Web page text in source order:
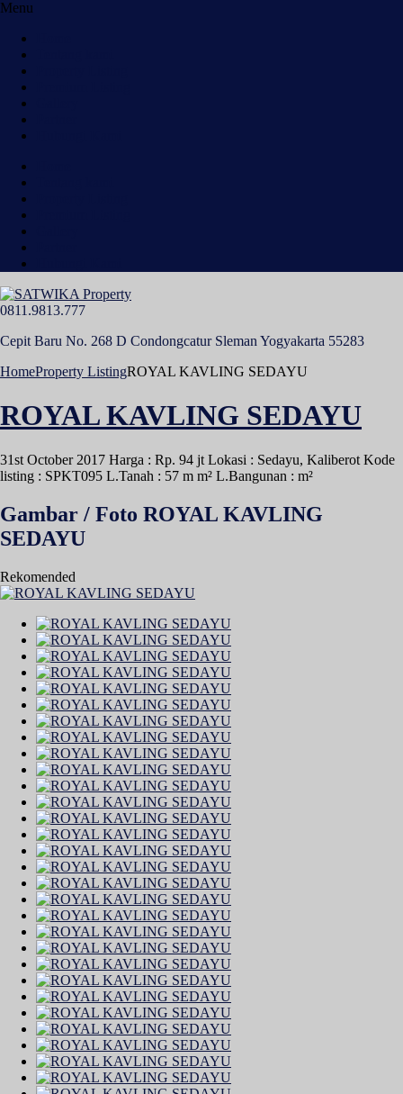
Menu
0811.9813.777
Cepit Baru No. 268 D Condongcatur Sleman Yogyakarta 55283
HomeProperty ListingROYAL KAVLING SEDAYU
ROYAL KAVLING SEDAYU
31st October 2017 Harga : Rp. 94 jt Lokasi : Sedayu, Kaliberot Kode
listing : SPKT095 L.Tanah : 57 m m² L.Bangunan : m²
Gambar / Foto ROYAL KAVLING
SEDAYU
Rekomended